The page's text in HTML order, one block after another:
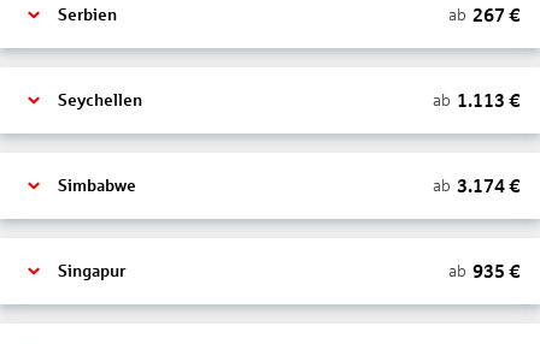
Serbien ab 267 €
Seychellen ab 1.113 €
Simbabwe ab 3.174€
Singapur ab 935 €